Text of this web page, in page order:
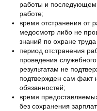
работы и последующем
работе;
время отстранения от
медосмотр либо не
знаний по охране
период отстранения
проведения
результатам не
подтвержден сам факт
обязанностей;
время
без сохранения